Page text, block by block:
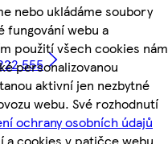
nebo ukládáme soubory
fungování webu a
použití všech cookies nám
personalizovanou
aktivní jen nezbytné
webu. Své rozhodnutí
ochrany osobních údajů
a cookies v patičce webu.
555